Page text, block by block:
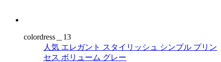
colordress＿13
人気 エレガント スタイリッシュ シンプル プリン
セス ボリューム グレー